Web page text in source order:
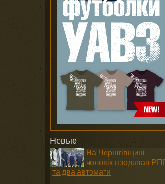
Новые
На Чернігівщині
чоловік продавав
та два автомати